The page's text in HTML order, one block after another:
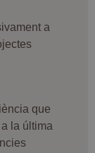
a
que
la última